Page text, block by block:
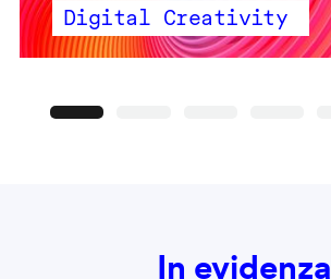
Digital Creativity
In evidenza